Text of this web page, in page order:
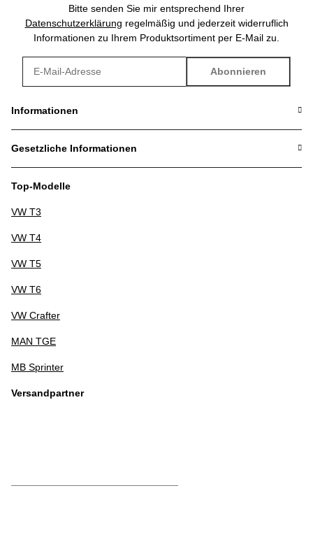
Bitte senden Sie mir entsprechend Ihrer
Datenschutzerklärung regelmäßig und jederzeit widerruflich
Informationen zu Ihrem Produktsortiment per E-Mail zu.
Abonnieren
Informationen
Gesetzliche Informationen
Top-Modelle
VW T3
VW T4
VW T5
VW T6
VW Crafter
MAN TGE
MB Sprinter
Versandpartner